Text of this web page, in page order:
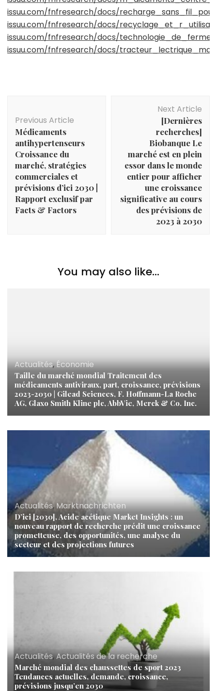
issuu.com/fnfresearch/docs/
issuu.com/fnfresearch/docs/
issuu.com/fnfresearch/docs/
issuu.com/fnfresearch/docs/
Navigation
Previous Article
Médicaments
antihypertenseurs
Croissance du
marché, stratégies
commerciales et
prévisions d’ici 2030 |
Rapport exclusif par
Facts & Factors
Next Article
[Dernières
recherches]
Biobanque Le
marché est en plein
essor dans le monde
entier pour afficher
une croissance
significative au cours
des prévisions de
2023 à 2030
You may also like...
Actualités,Économie
Taille du marché mondial Traitement des
médicaments antiviraux, part, croissance, prévisions
2023-2030 | Gilead Sciences, F. Hoffmann-La Roche
AG, Glaxo Smith Kline plc, AbbVie, Merck & Co. Inc.
Actualités,Marktnachrichten
D’ici [2030], Acide acétique Market Insights : un
nouveau rapport de recherche prédit une croissance
prometteuse, des opportunités, une analyse du
secteur et des projections futures
Actualités,Actualités de la recherche
Marché mondial des chaussettes de sport 2023
Tendances actuelles, demande, croissance,
prévisions jusqu’en 2030